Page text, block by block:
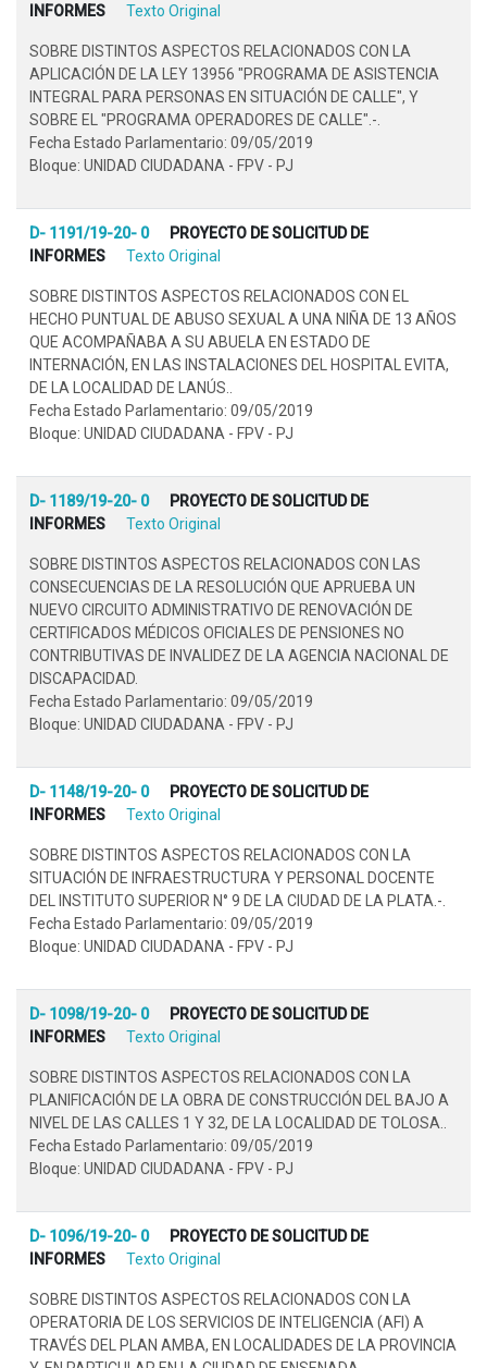
INFORMES
Texto Original
SOBRE DISTINTOS ASPECTOS RELACIONADOS CON LA
APLICACIÓN DE LA LEY 13956 "PROGRAMA DE ASISTENCIA
INTEGRAL PARA PERSONAS EN SITUACIÓN DE CALLE", Y
SOBRE EL "PROGRAMA OPERADORES DE CALLE".-.
Fecha Estado Parlamentario: 09/05/2019
Bloque: UNIDAD CIUDADANA - FPV - PJ
D- 1191/19-20- 0
PROYECTO DE SOLICITUD DE
INFORMES
Texto Original
SOBRE DISTINTOS ASPECTOS RELACIONADOS CON EL
HECHO PUNTUAL DE ABUSO SEXUAL A UNA NIÑA DE 13 AÑOS
QUE ACOMPAÑABA A SU ABUELA EN ESTADO DE
INTERNACIÓN, EN LAS INSTALACIONES DEL HOSPITAL EVITA,
DE LA LOCALIDAD DE LANÚS..
Fecha Estado Parlamentario: 09/05/2019
Bloque: UNIDAD CIUDADANA - FPV - PJ
D- 1189/19-20- 0
PROYECTO DE SOLICITUD DE
INFORMES
Texto Original
SOBRE DISTINTOS ASPECTOS RELACIONADOS CON LAS
CONSECUENCIAS DE LA RESOLUCIÓN QUE APRUEBA UN
NUEVO CIRCUITO ADMINISTRATIVO DE RENOVACIÓN DE
CERTIFICADOS MÉDICOS OFICIALES DE PENSIONES NO
CONTRIBUTIVAS DE INVALIDEZ DE LA AGENCIA NACIONAL DE
DISCAPACIDAD.
Fecha Estado Parlamentario: 09/05/2019
Bloque: UNIDAD CIUDADANA - FPV - PJ
D- 1148/19-20- 0
PROYECTO DE SOLICITUD DE
INFORMES
Texto Original
SOBRE DISTINTOS ASPECTOS RELACIONADOS CON LA
SITUACIÓN DE INFRAESTRUCTURA Y PERSONAL DOCENTE
DEL INSTITUTO SUPERIOR N° 9 DE LA CIUDAD DE LA PLATA.-.
Fecha Estado Parlamentario: 09/05/2019
Bloque: UNIDAD CIUDADANA - FPV - PJ
D- 1098/19-20- 0
PROYECTO DE SOLICITUD DE
INFORMES
Texto Original
SOBRE DISTINTOS ASPECTOS RELACIONADOS CON LA
PLANIFICACIÓN DE LA OBRA DE CONSTRUCCIÓN DEL BAJO A
NIVEL DE LAS CALLES 1 Y 32, DE LA LOCALIDAD DE TOLOSA..
Fecha Estado Parlamentario: 09/05/2019
Bloque: UNIDAD CIUDADANA - FPV - PJ
D- 1096/19-20- 0
PROYECTO DE SOLICITUD DE
INFORMES
Texto Original
SOBRE DISTINTOS ASPECTOS RELACIONADOS CON LA
OPERATORIA DE LOS SERVICIOS DE INTELIGENCIA (AFI) A
TRAVÉS DEL PLAN AMBA, EN LOCALIDADES DE LA PROVINCIA